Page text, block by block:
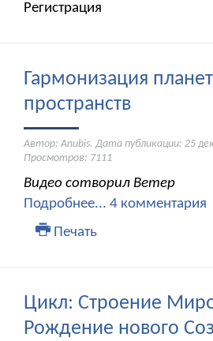
Регистрация
Гармонизация
пространств
Автор: Anubis. Дата публикации: 25
Просмотров: 7111
Видео сотворил Ветер
Подробнее... 4 комментария
Печать
Цикл: Строение
Рождение нового